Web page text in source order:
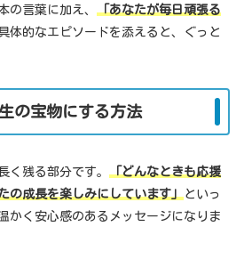
の言葉に加え、
「あなたが毎日頑張る
体的なエピソードを添えると、ぐっと
の宝物にする方法
く残る部分です。 「どんなときも応援
の成長を楽しみにしています」といっ
かく安心感のあるメッセージになりま